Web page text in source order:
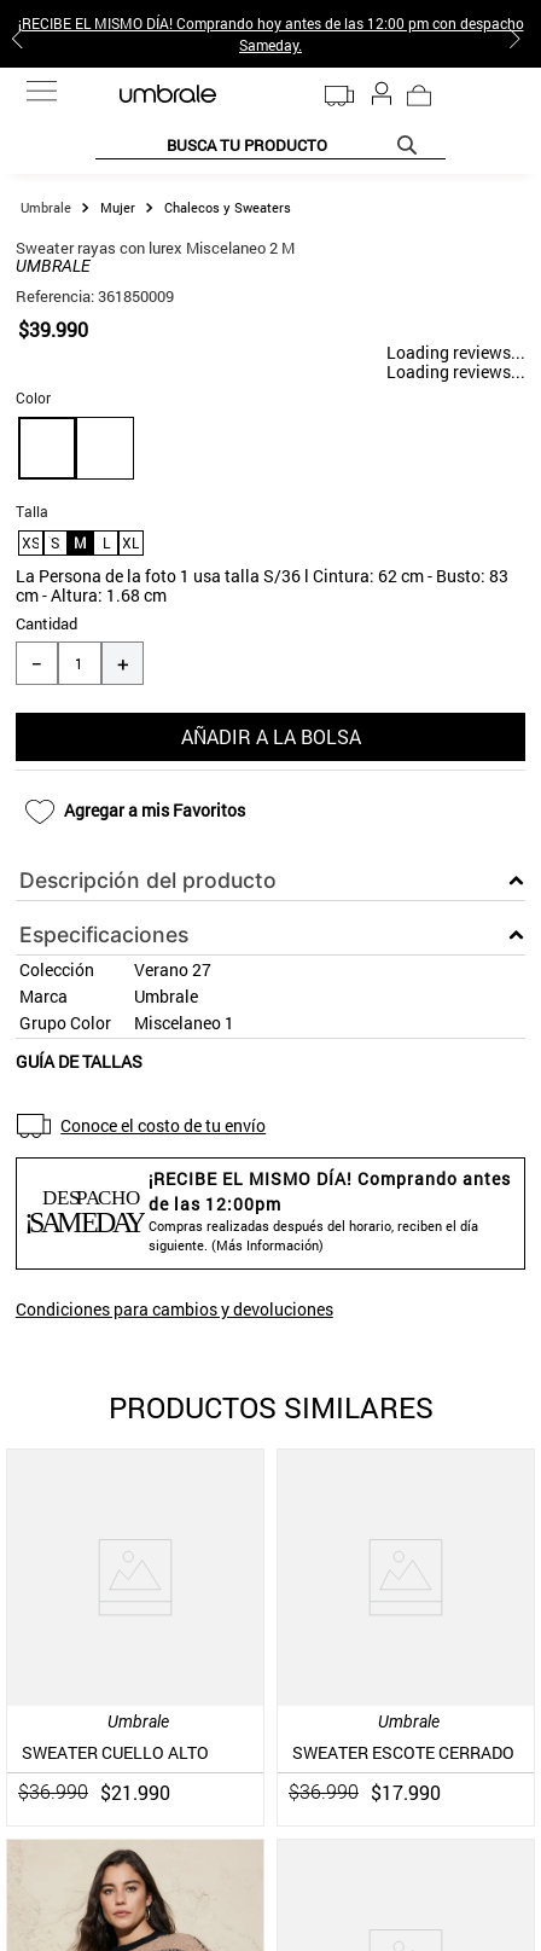
¡RECIBE EL MISMO DÍA! Comprando hoy antes de las 12:00 pm con despacho
Sameday.
BUSCA TU PRODUCTO
Mujer Chalecos y Sweaters
Sweater rayas con lurex Miscelaneo 2 M
UMBRALE
Referencia:361850009
$39.990
Loading reviews...
Loading reviews...
Talla
XS
S M L XL
Color
La Persona de la foto 1 usa talla S/36 l Cintura: 62 cm - Busto: 83
cm - Altura: 1.68 cm
Cantidad
＋
－
AÑADIR A LA BOLSA
Agregar a mis Favoritos
Descripción del producto
Especificaciones
Colección
Verano 27
Marca
Umbrale
Grupo Color
Miscelaneo 1
GUÍA DE TALLAS
Conoce el costo de tu envío
¡RECIBE EL MISMO DÍA! Comprando antes
de las 12:00pm
Compras realizadas después del horario, reciben el día
siguiente. (Más Información)
Condiciones para cambios y devoluciones
PRODUCTOS SIMILARES
Umbrale
SWEATER CUELLO ALTO
$36.990 $21.990
Umbrale
SWEATER ESCOTE CERRADO
$36.990 $17.990
TÉRMINOS MÁS BUSCADOS
2.
3.
7.
cafe
8.
collar
9.
aros
10 .